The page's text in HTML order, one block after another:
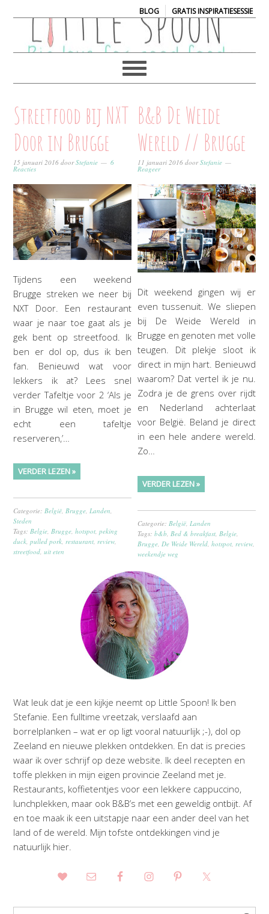
BLOG| GRATIS INSPIRATIESESSIE
Streetfood bij NXT
Door in Brugge
15 januari 2016 doorStefanie 6
Reacties
Tijdens een weekend
Brugge streken we neer bij
NXT Door. Een restaurant
waar je naar toe gaat als je
gek bent op streetfood. Ik
ben er dol op, dus ik ben
fan. Benieuwd wat voor
lekkers ik at? Lees snel
verder Tafeltje voor 2 ‘Als je
in Brugge wil eten, moet je
echt een tafeltje
reserveren,’…
VERDER LEZEN »
Categorie:België,Brugge,Landen,
Steden
Tags:Belgie,Brugge,hotspot,peking
duck,pulled pork,restaurant,review,
streetfood,uit eten
B&B De Weide
Wereld // Brugge
11 januari 2016 doorStefanie
Reageer
Dit weekend gingen wij er
even tussenuit. We sliepen
bij De Weide Wereld in
Brugge en genoten met volle
teugen. Dit plekje sloot ik
direct in mijn hart. Benieuwd
waarom? Dat vertel ik je nu.
Zodra je de grens over rijdt
en Nederland achterlaat
voor België. Beland je direct
in een hele andere wereld.
Zo…
VERDER LEZEN »
Categorie:België,Landen
Tags:b&b,Bed & breakfast,Belgie,
Brugge,De Weide Wereld,hotspot,review,
weekendje weg
Wat leuk dat je een kijkje neemt op Little Spoon! Ik ben
Stefanie. Een fulltime vreetzak, verslaafd aan
borrelplanken – wat er op ligt vooral natuurlijk ;-), dol op
Zeeland en nieuwe plekken ontdekken. En dat is precies
waar ik over schrijf op deze website. Ik deel recepten en
toffe plekken in mijn eigen provincie Zeeland met je.
Restaurants, koffietentjes voor een lekkere cappuccino,
lunchplekken, maar ook B&B’s met een geweldig ontbijt. Af
en toe maak ik een uitstapje naar een ander deel van het
land of de wereld. Mijn tofste ontdekkingen vind je
natuurlijk hier.